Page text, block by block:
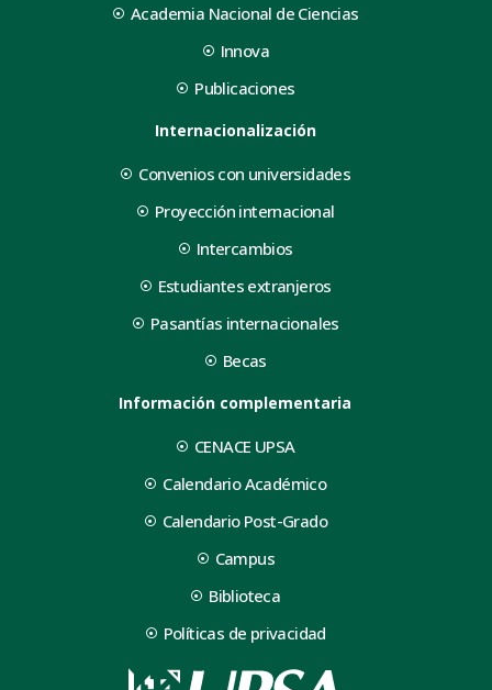
Academia Nacional de Ciencias
Innova
Publicaciones
Internacionalización
Convenios con universidades
Proyección internacional
Intercambios
Estudiantes extranjeros
Pasantías internacionales
Becas
Información complementaria
CENACE UPSA
Calendario Académico
Calendario Post-Grado
Campus
Biblioteca
Políticas de privacidad